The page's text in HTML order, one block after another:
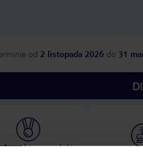
od 2 listopada 2026 do 31
biuro podróży